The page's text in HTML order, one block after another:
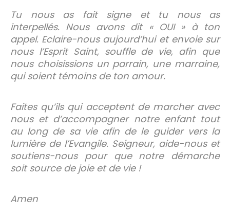
Tu nous as fait signe et tu nous as
interpellés. Nous avons dit « OUI » à ton
appel. Eclaire-nous aujourd’hui et envoie sur
nous l’Esprit Saint, souffle de vie, afin que
nous choisissions un parrain, une marraine,
qui soient témoins de ton amour.
Faites qu’ils qui acceptent de marcher avec
nous et d’accompagner notre enfant tout
au long de sa vie afin de le guider vers la
lumière de l’Evangile. Seigneur, aide-nous et
soutiens-nous pour que notre démarche
soit source de joie et de vie !
Amen